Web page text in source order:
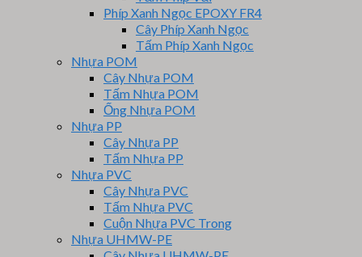
Phíp Xanh Ngọc EPOXY FR4
Cây Phíp Xanh Ngọc
Tấm Phíp Xanh Ngọc
Nhựa POM
Cây Nhựa POM
Tấm Nhựa POM
Ống Nhựa POM
Nhựa PP
Cây Nhựa PP
Tấm Nhựa PP
Nhựa PVC
Cây Nhựa PVC
Tấm Nhựa PVC
Cuộn Nhựa PVC Trong
Nhựa UHMW-PE